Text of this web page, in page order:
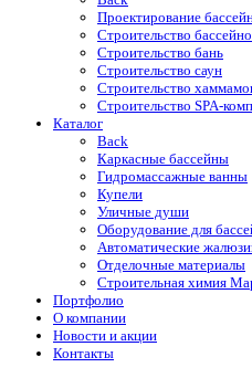
Проектирование
Строительство
Строительство бань
Строительство саун
Строительство
Строительство SPA-
Каталог
Back
Каркасные бассейны
Гидромассажные ванны
Купели
Уличные души
Оборудование для
Автоматические
Отделочные материалы
Строительная химия
Портфолио
O компании
Новости и акции
Контакты